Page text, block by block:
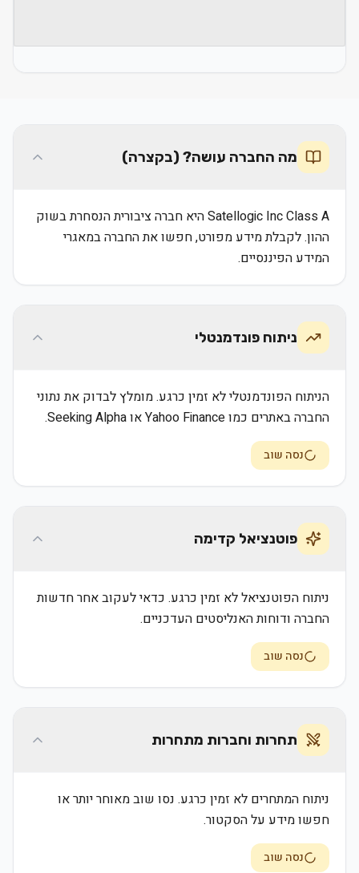
מה החברה עושה? (בקצרה)
Satellogic Inc Class A היא חברה ציבורית הנסחרת בשוק
ההון. לקבלת מידע מפורט, חפשו את החברה במאגרי
המידע הפיננסיים.
ניתוח פונדמנטלי
הניתוח הפונדמנטלי לא זמין כרגע. מומלץ לבדוק את נתוני
החברה באתרים כמו Yahoo Finance או Seeking Alpha.
נסה שוב
פוטנציאל קדימה
ניתוח הפוטנציאל לא זמין כרגע. כדאי לעקוב אחר חדשות
החברה ודוחות האנליסטים העדכניים.
נסה שוב
תחרות וחברות מתחרות
ניתוח המתחרים לא זמין כרגע. נסו שוב מאוחר יותר או
חפשו מידע על הסקטור.
נסה שוב